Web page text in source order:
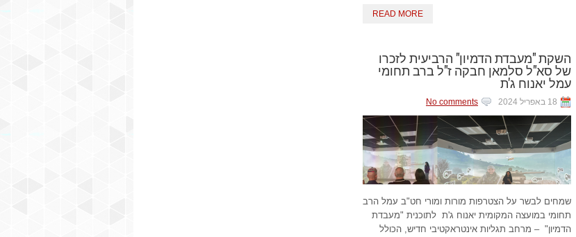
READ MORE
השקת "מעבדת הדמיון" הרביעית לזכרו
של סא"ל סלמאן חבקה ז"ל ברב תחומי
עמל יאנוח ג'ת
18 באפריל 2024 No comments
שמחים לבשר על הצטרפות מורות ומורי חט"ב עמל הרב
תחומי במועצה המקומית יאנוח ג'ת לתוכנית "מעבדת
הדמיון" – מרחב תגליות אינטראקטיבי חדיש, הכולל